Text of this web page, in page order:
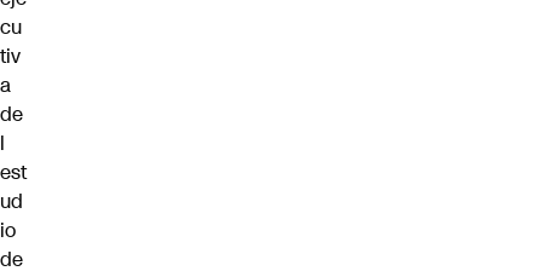
cu
tiv
a
de
l
est
ud
io
de